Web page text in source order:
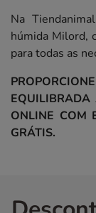
Na
húmida Milord,
para todas as
EQUILIBRADA
ONLINE COM
GRÁTIS.